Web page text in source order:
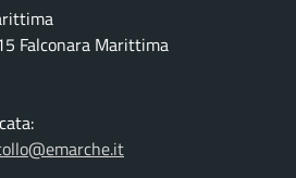
Falconara Marittima